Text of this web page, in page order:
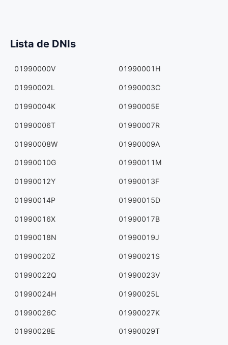
Lista de DNIs
01990000V 01990001H
01990002L 01990003C
01990004K 01990005E
01990006T 01990007R
01990008W 01990009A
01990010G 01990011M
01990012Y 01990013F
01990014P 01990015D
01990016X 01990017B
01990018N 01990019J
01990020Z 01990021S
01990022Q 01990023V
01990024H 01990025L
01990026C 01990027K
01990028E 01990029T